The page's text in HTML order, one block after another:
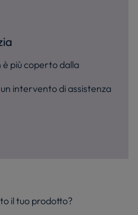
più coperto dalla
intervento di assistenza
il tuo prodotto?